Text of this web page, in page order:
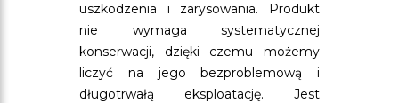
uszkodzenia i zarysowania. Produkt
nie wymaga systematycznej
konserwacji, dzięki czemu możemy
liczyć na jego bezproblemową i
długotrwałą eksploatację. Jest